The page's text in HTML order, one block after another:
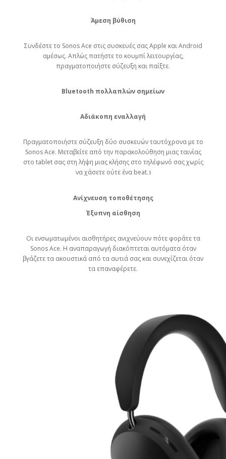
Άμεση βύθιση
Συνδέστε το Sonos Ace στις συσκευές σας Apple και Android
αμέσως. Απλώς πατήστε το κουμπί λειτουργίας,
πραγματοποιήστε σύζευξη και παίξτε.
Bluetooth πολλαπλών σημείων
Αδιάκοπη εναλλαγή
Πραγματοποιήστε σύζευξη δύο συσκευών ταυτόχρονα με το
Sonos Ace. Μεταβείτε από την παρακολούθηση μιας ταινίας
στο tablet σας στη λήψη μιας κλήσης στο τηλέφωνό σας χωρίς
να χάσετε ούτε ένα beat.3
Ανίχνευση τοποθέτησης
Έξυπνη αίσθηση
Οι ενσωματωμένοι αισθητήρες ανιχνεύουν πότε φοράτε τα
Sonos Ace. Η αναπαραγωγή διακόπτεται αυτόματα όταν
βγάζετε τα ακουστικά από τα αυτιά σας και συνεχίζεται όταν
τα επαναφέρετε.